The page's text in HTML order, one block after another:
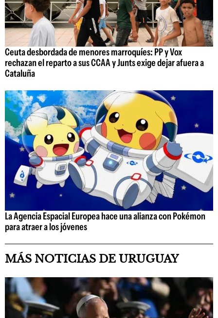
Ceuta desbordada de menores marroquíes: PP y Vox
rechazan el reparto a sus CCAA y Junts exige dejar afuera a
Cataluña
La Agencia Espacial Europea hace una alianza con Pokémon
para atraer a los jóvenes
MÁS NOTICIAS DE URUGUAY